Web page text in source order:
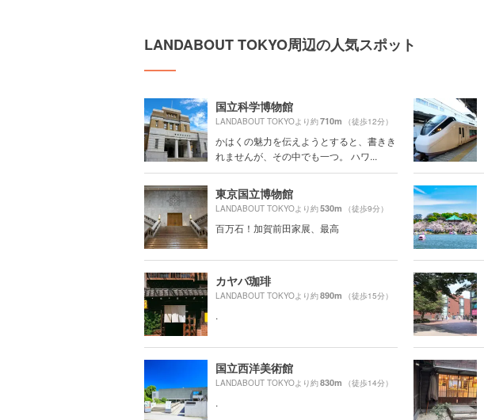
LANDABOUT TOKYO周辺の人気スポット
国立科学博物館
LANDABOUT TOKYOより約710m （徒歩12分）
かはくの魅力を伝えようとすると、書きき
れませんが、その中でも一つ。 ハワ...
東京国立博物館
LANDABOUT TOKYOより約530m （徒歩9分）
百万石！加賀前田家展、最高
カヤバ珈琲
LANDABOUT TOKYOより約890m （徒歩15分）
.
国立西洋美術館
LANDABOUT TOKYOより約830m （徒歩14分）
.